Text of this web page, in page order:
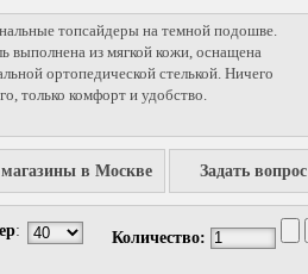
топсайдеры на темной подошве.
выполнена из мягкой кожи, оснащена
ортопедической стелькой. Ничего
только комфорт и удобство.
в Москве Задать вопрос
: Количество: